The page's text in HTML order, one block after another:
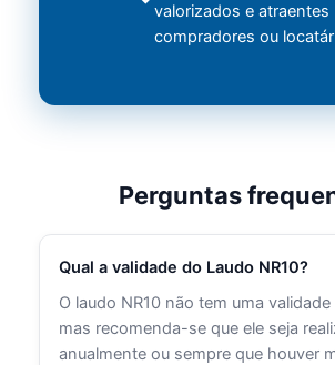
valorizados e atraentes
compradores ou
Perguntas
Qual a validade do Laudo NR10?
O laudo NR10 não tem uma
mas recomenda-se que ele seja
anualmente ou sempre que houver